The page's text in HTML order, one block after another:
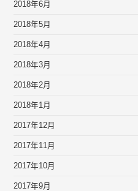
2018年6月
2018年5月
2018年4月
2018年3月
2018年2月
2018年1月
2017年12月
2017年11月
2017年10月
2017年9月